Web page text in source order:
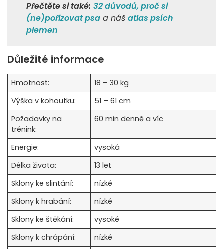
Přečtěte si také: 32 důvodů, proč si
(ne)pořizovat psa a náš atlas psích
plemen
Důležité informace
Hmotnost:
18 – 30 kg
Výška v kohoutku:
51 – 61 cm
Požadavky na
trénink:
60 min denně a víc
Energie:
vysoká
Délka života:
13 let
Sklony ke slintání:
nízké
Sklony k hrabání:
nízké
Sklony ke štěkání:
vysoké
Sklony k chrápání:
nízké